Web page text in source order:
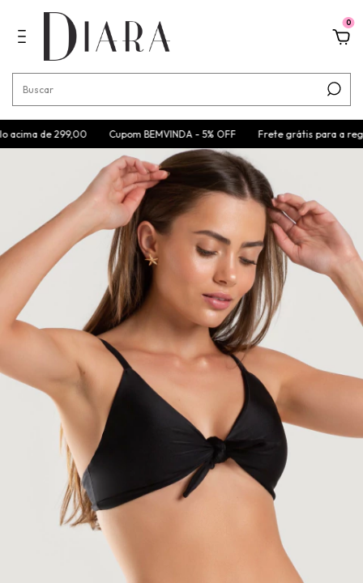
0
de 299,00 Cupom BEMVINDA - 5% OFF Frete grátis para a região Sul